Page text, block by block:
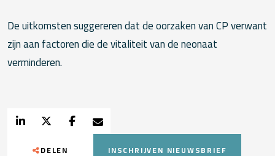
De uitkomsten suggereren dat de oorzaken van CP verwant
zijn aan factoren die de vitaliteit van de neonaat
verminderen.
DELEN INSCHRIJVEN NIEUWSBRIEF